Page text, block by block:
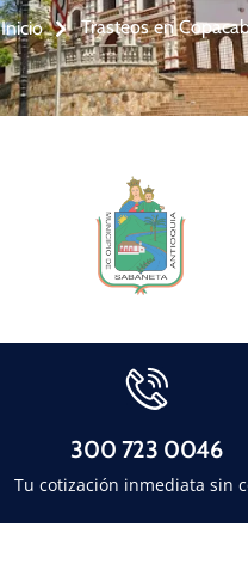
Inicio Trasteos en
300 723 0046
Tu cotización inmediata sin